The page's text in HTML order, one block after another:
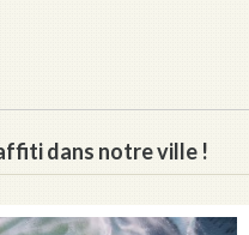
dans notre ville !